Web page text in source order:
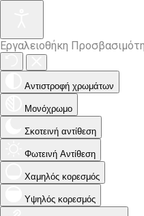
Εργαλειοθήκη
Αντιστροφή χρωμάτων
Μονόχρωμο
Σκοτεινή αντίθεση
Φωτεινή Αντίθεση
Χαμηλός κορεσμός
Υψηλός κορεσμός